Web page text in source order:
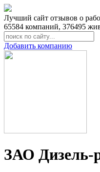
Лучший сайт отзывов о
65584 компаний, 376495
Добавить компанию
ЗАО Дизель-